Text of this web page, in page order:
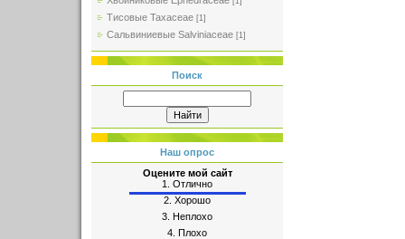
Тисовые Taxaceae [1]
Сальвиниевые Salviniaceae [1]
Поиск
Наш опрос
Оцените мой сайт
1. Отлично
2. Хорошо
3. Неплохо
4. Плохо